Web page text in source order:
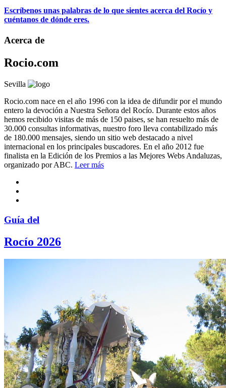
Escríbenos unas palabras de lo que sientes acerca del Rocío y
cuéntanos de dónde eres.
Acerca de
Rocio.com
Sevilla
Rocio.com nace en el año 1996 con la idea de difundir por el mundo
entero la devoción a Nuestra Señora del Rocío. Durante estos años
hemos recibido visitas de más de 150 paises, se han resuelto más de
30.000 consultas informativas, nuestro foro lleva contabilizado más
de 180.000 mensajes, siendo un sitio web destacado a nivel
internacional en los principales buscadores. En el año 2012 fue
finalista en la Edición de los Premios a las Mejores Webs Andaluzas,
organizado por ABC. Leer más
Guía del
Rocío 2026